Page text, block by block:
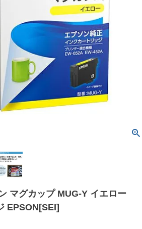
マグカップ MUG-Y イエロー
EPSON[SEI]